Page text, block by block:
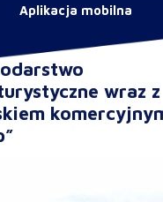
wraz z
Aplikacja mobilna